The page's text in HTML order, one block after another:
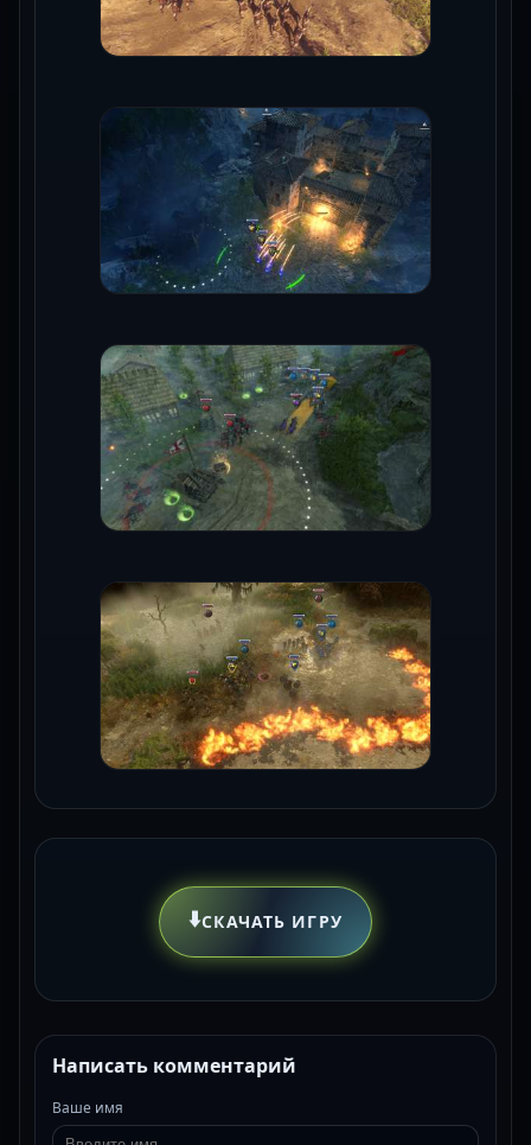
⬇️СКАЧАТЬ ИГРУ
Написать комментарий
Ваше имя